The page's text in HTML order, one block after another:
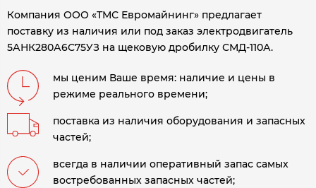
Компания ООО «ТМС Евромайнинг» предлагает
поставку из наличия или под заказ электродвигатель
5АНК280А6С75УЗ на щековую дробилку СМД-110А.
мы ценим Ваше время: наличие и цены в
режиме реального времени;
поставка из наличия оборудования и запасных
частей;
всегда в наличии оперативный запас самых
востребованных запасных частей;